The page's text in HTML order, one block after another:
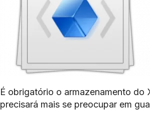
É obrigatório o armazenamento
precisará mais se preocupar em